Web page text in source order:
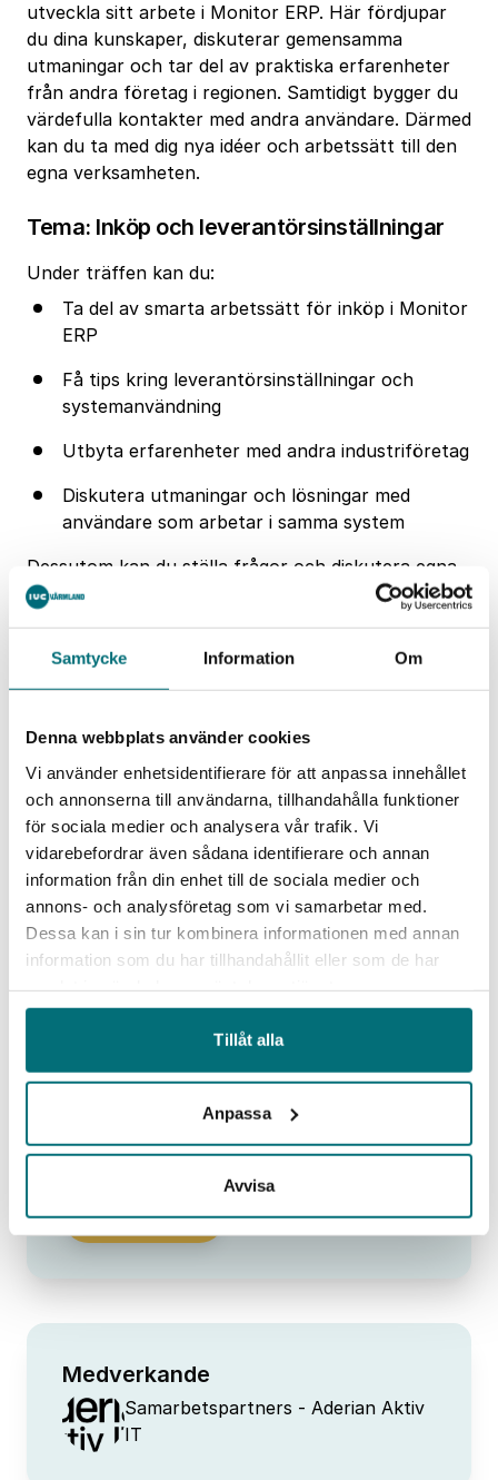
Samtycke Information Om
Denna webbplats använder cookies
Vi använder enhetsidentifierare för att anpassa innehållet
och annonserna till användarna, tillhandahålla funktioner
för sociala medier och analysera vår trafik. Vi
vidarebefordrar även sådana identifierare och annan
information från din enhet till de sociala medier och
annons- och analysföretag som vi samarbetar med.
Dessa kan i sin tur kombinera informationen med annan
information som du har tillhandahållit eller som de har
Tillåt alla
Anpassa
Avvisa
utveckla sitt arbete i Monitor ERP. Här fördjupar
du dina kunskaper, diskuterar gemensamma
utmaningar och tar del av praktiska erfarenheter
från andra företag i regionen. Samtidigt bygger du
värdefulla kontakter med andra användare. Därmed
kan du ta med dig nya idéer och arbetssätt till den
egna verksamheten.
Tema: Inköp och leverantörsinställningar
Under träffen kan du:
Ta del av smarta arbetssätt för inköp i Monitor
ERP
Få tips kring leverantörsinställningar och
systemanvändning
Utbyta erfarenheter med andra industriföretag
Diskutera utmaningar och lösningar med
användare som arbetar i samma system
Dessutom kan du ställa frågor och diskutera egna
utmaningar med andra deltagare. Oavsett om du är
ERP kan du få nya insikter. Slutligen kan du utöka
ditt nätverk och inspireras av andra industriföretag
Välkommen att nätverka, inspireras och utveckla
ert arbete i Monitor ERP tillsammans med andra
industriföretag i Värmland.
Datum/tid
Tis 20 - Tis 20 Oktober 2026
14:00 - 16:00
Plats
Crem International, Viksgränd 2, 673 35
Hitta hit
Deltagandet är kostnadsfritt. Max 30
Eventdetaljer
Anmäl dig nu
Medverkande
Samarbetspartners - Aderian Aktiv
IT